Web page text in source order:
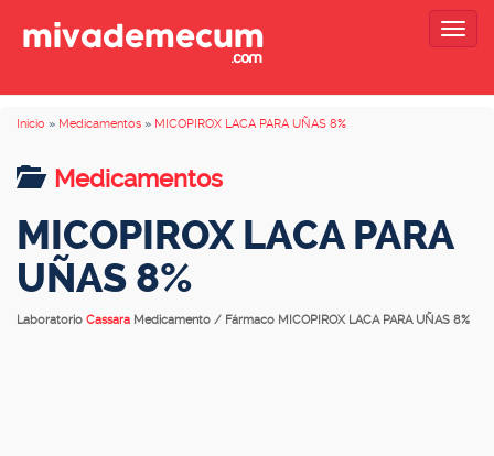
Inicio » Medicamentos » MICOPIROX LACA PARA UÑAS 8%
Medicamentos
MICOPIROX LACA PARA
UÑAS 8%
Laboratorio Cassara Medicamento / Fármaco MICOPIROX LACA PARA UÑAS 8%